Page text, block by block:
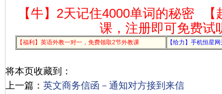
【牛】2天记住4000单词的秘密
课，注册即可免费试
【福利】英语外教一对一，免费领取2节外教课 【给力】手机恒星
将本页收藏到：
上一篇： 英文商务信函－通知对方接到来信